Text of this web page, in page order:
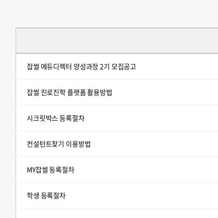
잡썰 에듀디렉터 양성과정 2기 모집공고
잡썰 진로진학 플랫폼 활용방법
시크릿박스 등록절차
컨설턴트찾기 이용방법
MY잡썰 등록절차
학생 등록절차